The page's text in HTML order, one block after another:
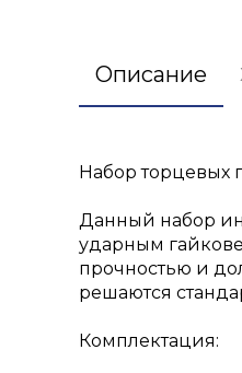
Описание
Набор торцевых
Данный набор
ударным
прочностью и
решаются
Комплектация: